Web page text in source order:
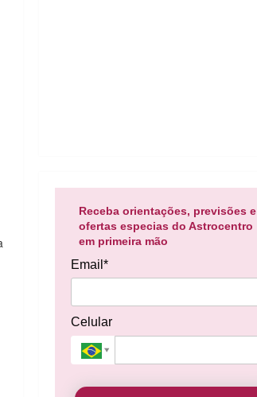
Receba orientações, previsões e
ofertas especias do Astrocentro
em primeira mão
Email*
Celular